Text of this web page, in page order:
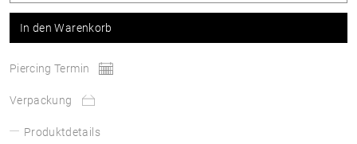
In den Warenkorb
Piercing Termin
Verpackung
Produktdetails